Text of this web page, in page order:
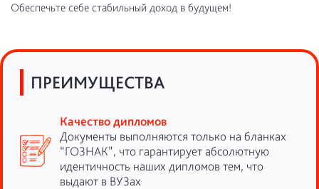
Обеспечьте себе стабильный доход в будущем!
ПРЕИМУЩЕСТВА
Качество дипломов
Документы выполняются только на бланках
“ГОЗНАК”, что гарантирует абсолютную
идентичность наших дипломов тем, что
выдают в ВУЗах